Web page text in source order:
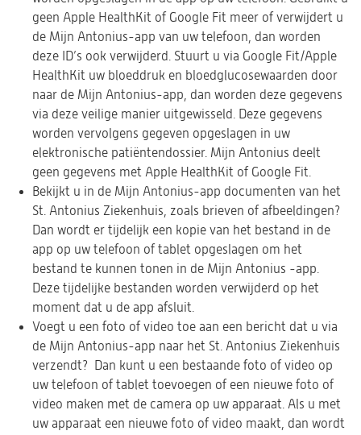
geen Apple HealthKit of Google Fit meer of verwijdert u
de Mijn Antonius-app van uw telefoon, dan worden
deze ID’s ook verwijderd. Stuurt u via Google Fit/Apple
HealthKit uw bloeddruk en bloedglucosewaarden door
naar de Mijn Antonius-app, dan worden deze gegevens
via deze veilige manier uitgewisseld. Deze gegevens
worden vervolgens gegeven opgeslagen in uw
elektronische patiëntendossier. Mijn Antonius deelt
geen gegevens met Apple HealthKit of Google Fit.
Bekijkt u in de Mijn Antonius-app documenten van het
St. Antonius Ziekenhuis, zoals brieven of afbeeldingen?
Dan wordt er tijdelijk een kopie van het bestand in de
app op uw telefoon of tablet opgeslagen om het
bestand te kunnen tonen in de Mijn Antonius -app.
Deze tijdelijke bestanden worden verwijderd op het
moment dat u de app afsluit.
Voegt u een foto of video toe aan een bericht dat u via
de Mijn Antonius-app naar het St. Antonius Ziekenhuis
verzendt? Dan kunt u een bestaande foto of video op
uw telefoon of tablet toevoegen of een nieuwe foto of
video maken met de camera op uw apparaat. Als u met
uw apparaat een nieuwe foto of video maakt, dan wordt